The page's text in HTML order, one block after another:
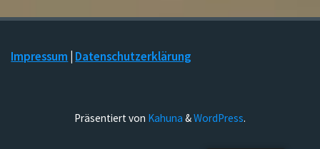
Impressum | Datenschutzerklärung
Präsentiert von Kahuna &WordPress.